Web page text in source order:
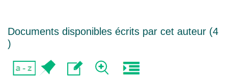
Documents disponibles écrits par cet auteur (4
)